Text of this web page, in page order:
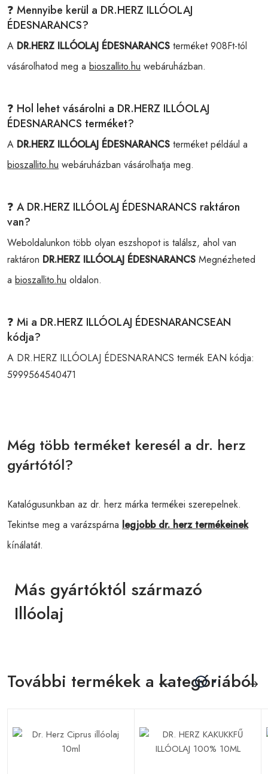
❓ Mennyibe kerül a DR.HERZ ILLÓOLAJ
ÉDESNARANCS?
A DR.HERZ ILLÓOLAJ ÉDESNARANCS terméket 908Ft-tól
vásárolhatod meg a bioszallito.hu webáruházban.
❓ Hol lehet vásárolni a DR.HERZ ILLÓOLAJ
ÉDESNARANCS terméket?
A DR.HERZ ILLÓOLAJ ÉDESNARANCS terméket például a
bioszallito.hu webáruházban vásárolhatja meg.
❓ A DR.HERZ ILLÓOLAJ ÉDESNARANCS raktáron
van?
Weboldalunkon több olyan eszshopot is találsz, ahol van
raktáron DR.HERZ ILLÓOLAJ ÉDESNARANCS Megnézheted
a bioszallito.hu oldalon.
❓ Mi a DR.HERZ ILLÓOLAJ ÉDESNARANCSEAN
kódja?
A DR.HERZ ILLÓOLAJ ÉDESNARANCS termék EAN kódja:
5999564540471
Még több terméket keresél a dr. herz
gyártótól?
Katalógusunkban az dr. herz márka termékei szerepelnek.
Tekintse meg a varázspárna legjobb dr. herz termékeinek
kínálatát.
Más gyártóktól származó
Illóolaj
További termékek a kategóriából